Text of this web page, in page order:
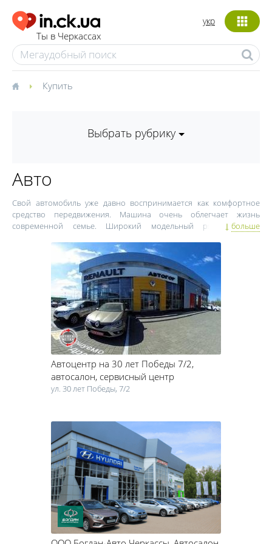
Ты в Черкассах
укр
Купить
Выбрать рубрику
Авто
Свой автомобиль уже давно воспринимается как комфортное
средство передвижения. Машина очень облегчает жизнь
современной семье. Широкий модельный ряд, который
людям с разным доходом.
Машина – это достаточно дорогостоящая и ответственная
покупка, поэтому прежде чем купить автомобиль в Черкассах,
определитесь с основными критериями покупки.
Первое – выбор модели. Сегодня на рынке представлено
огромное количество европейских, американских и японских
марок. Как правило, автомобилисты выбирают между
несколькими вариантами авто. Чтобы сделать окончательный
выбор, нужно посоветоваться с профессионалом, который
досконально разбирается в разных моделях авто. Сравнив
технические характеристики разных машин, почитайте отзывы от
владельцев таких авто, которые уже успели испытать их в деле.
Отзывы об автомобилях являются самым достоверным
Второй важный критерий – место покупки. Продажа авто в
Черкассах осуществляется как в автосалонах, так и через частных
продавцов. Естественно, автосалоны Черкасс являются самым
лучшим местом покупки нового транспортного средства. Купить
авто, шины и запчасти также можно в автосалонах города
Черкассы. Купить авто в салоне – означает, обезопасить себя от
заводского брака и вероятности, что машиной пользовались до
вас. Если все документы в порядке, вы можете быть уверенными в
том, что автомобиль укомплектован оригинальными запчастями,
на которые распространяется гарантия производителя. Кроме
того, консультанты автосалонов досконально знают все
больше
Автоцентр на 30 лет Победы 7/2,
автосалон, сервисный центр
ул. 30 лет Победы, 7/2